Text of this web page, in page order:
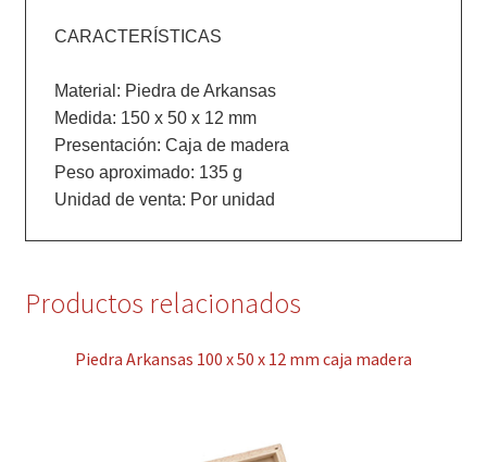
CARACTERÍSTICAS
Material: Piedra de Arkansas
Medida: 150 x 50 x 12 mm
Presentación: Caja de madera
Peso aproximado: 135 g
Productos relacionados
Piedra Arkansas 100 x 50 x 12 mm caja madera